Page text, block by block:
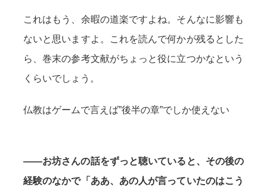
これはもう、余暇の道楽ですよね。そんなに影響も
ないと思いますよ。これを読んで何かが残るとした
ら、巻末の参考文献がちょっと役に立つかなという
くらいでしょう。
仏教はゲームで言えば”後半の章”でしか使えない
——お坊さんの話をずっと聴いていると、その後の
経験のなかで「ああ、あの人が言っていたのはこう